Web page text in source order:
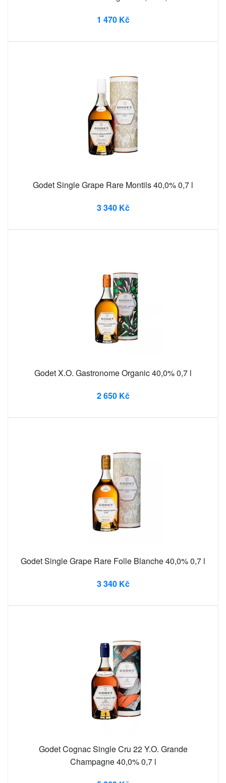
1 470 Kč
Godet Single Grape Rare Montils 40,0% 0,7 l
3 340 Kč
Godet X.O. Gastronome Organic 40,0% 0,7 l
2 650 Kč
Godet Single Grape Rare Folle Blanche 40,0% 0,7 l
3 340 Kč
Godet Cognac Single Cru 22 Y.O. Grande
Champagne 40,0% 0,7 l